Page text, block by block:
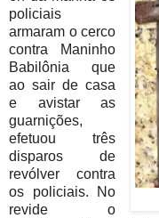
policiais
armaram o cerco
contra Maninho
Babilônia que
ao sair de casa
e avistar as
guarnições,
efetuou três
disparos de
revólver contra
os policiais. No
revide o